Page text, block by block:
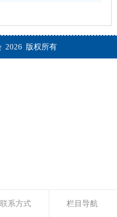
2026 版权所有
联系方式 栏目导航